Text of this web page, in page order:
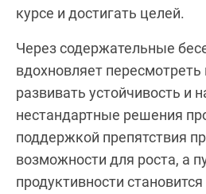
курсе и достигать целей.
Через содержательные
вдохновляет
развивать устойчивость и
нестандартные решения
поддержкой препятствия
возможности для роста, а
продуктивности